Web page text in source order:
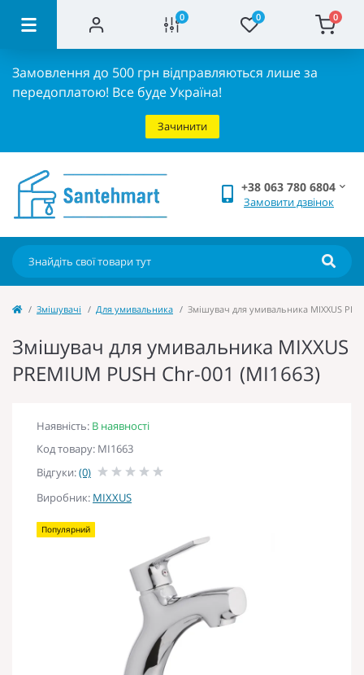
0 0 0
Замовлення до 500 грн відправляються лише за
передоплатою! Все буде Україна!
Зачинити
+38 063 780 6804
Замовити дзвінок
Змішувачі Для умивальника Змішувач для умивальника MIXXUS
Змішувач для умивальника MIXXUS
PREMIUM PUSH Chr-001 (MI1663)
Наявність: В наявності
Код товару: MI1663
Відгуки:(0)
Виробник: MIXXUS
Популярний